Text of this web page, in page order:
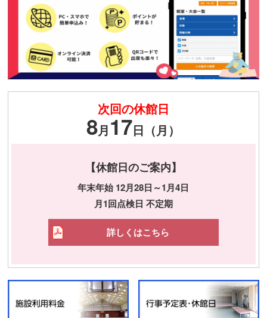
次回の休館日
8月17日（月）
【休館日のご案内】
年末年始 12月28日～1月4日
月1回点検日 不定期
詳しくはこちら